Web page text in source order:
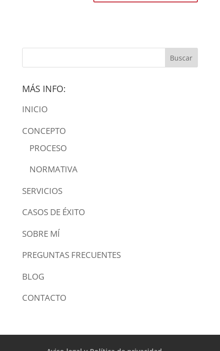
MÁS INFO:
INICIO
CONCEPTO
PROCESO
NORMATIVA
SERVICIOS
CASOS DE ÉXITO
SOBRE MÍ
PREGUNTAS FRECUENTES
BLOG
CONTACTO